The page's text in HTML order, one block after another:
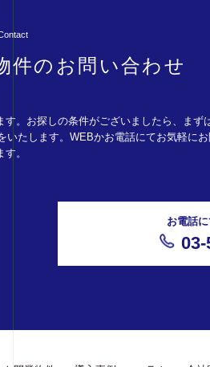
件のお問い合わせ
。お探しの条件がございましたら、まず
たします。WEBかお電話にてお気軽にお
。
お電話
03-